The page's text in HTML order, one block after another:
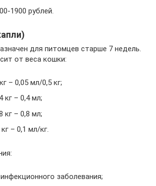
1900 рублей.
для питомцев старше 7 недель.
от веса кошки:
– 0,05 мл/0,5 кг;
кг – 0,4 мл;
кг – 0,8 мл;
– 0,1 мл/кг.
заболевания;